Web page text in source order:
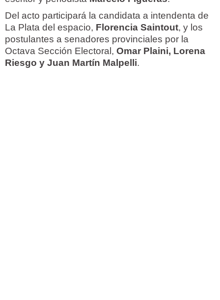
Del acto participará la candidata a intendenta de
La Plata del espacio, Florencia Saintout, y los
postulantes a senadores provinciales por la
Octava Sección Electoral, Omar Plaini, Lorena
Riesgo y Juan Martín Malpelli.